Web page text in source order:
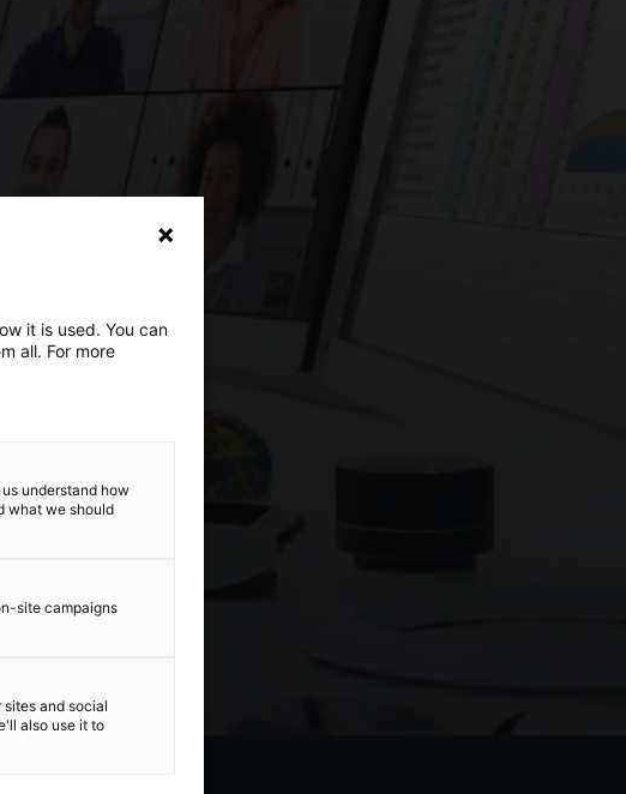
it is used. You can
all. For more
understand how
what we should
site campaigns
and social
also use it to